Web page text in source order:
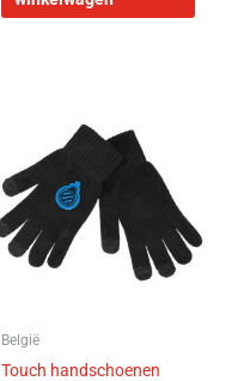
België
Touch handschoenen